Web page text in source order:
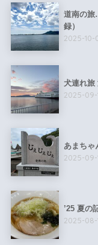
道南の旅
録）
2025-10-
犬連れ旅
2025-09-
あまちゃ
2025-09-
’25 夏の
2025-08-